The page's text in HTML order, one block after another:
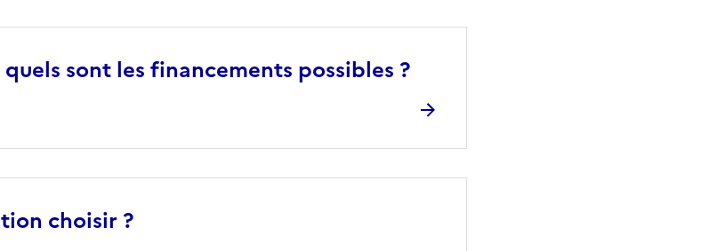
sont les financements possibles ?
choisir ?